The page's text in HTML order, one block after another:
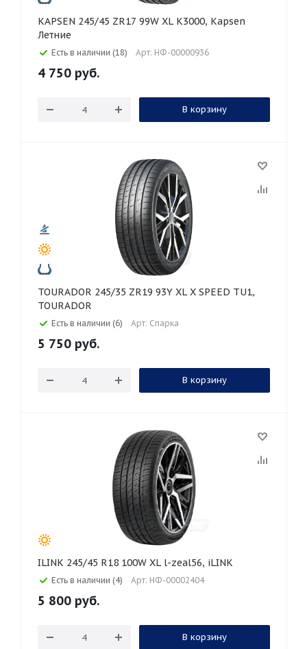
KAPSEN 245/45 ZR17 99W XL K3000, Kapsen
Летние
Есть в наличии (18) Арт: НФ-00000936
4 750 руб.
В корзину
TOURADOR 245/35 ZR19 93Y XL X SPEED TU1,
TOURADOR
Есть в наличии (6) Арт: Спарка
5 750 руб.
В корзину
ILINK 245/45 R18 100W XL l-zeal56, iLINK
Есть в наличии (4) Арт: НФ-00002404
5 800 руб.
В корзину